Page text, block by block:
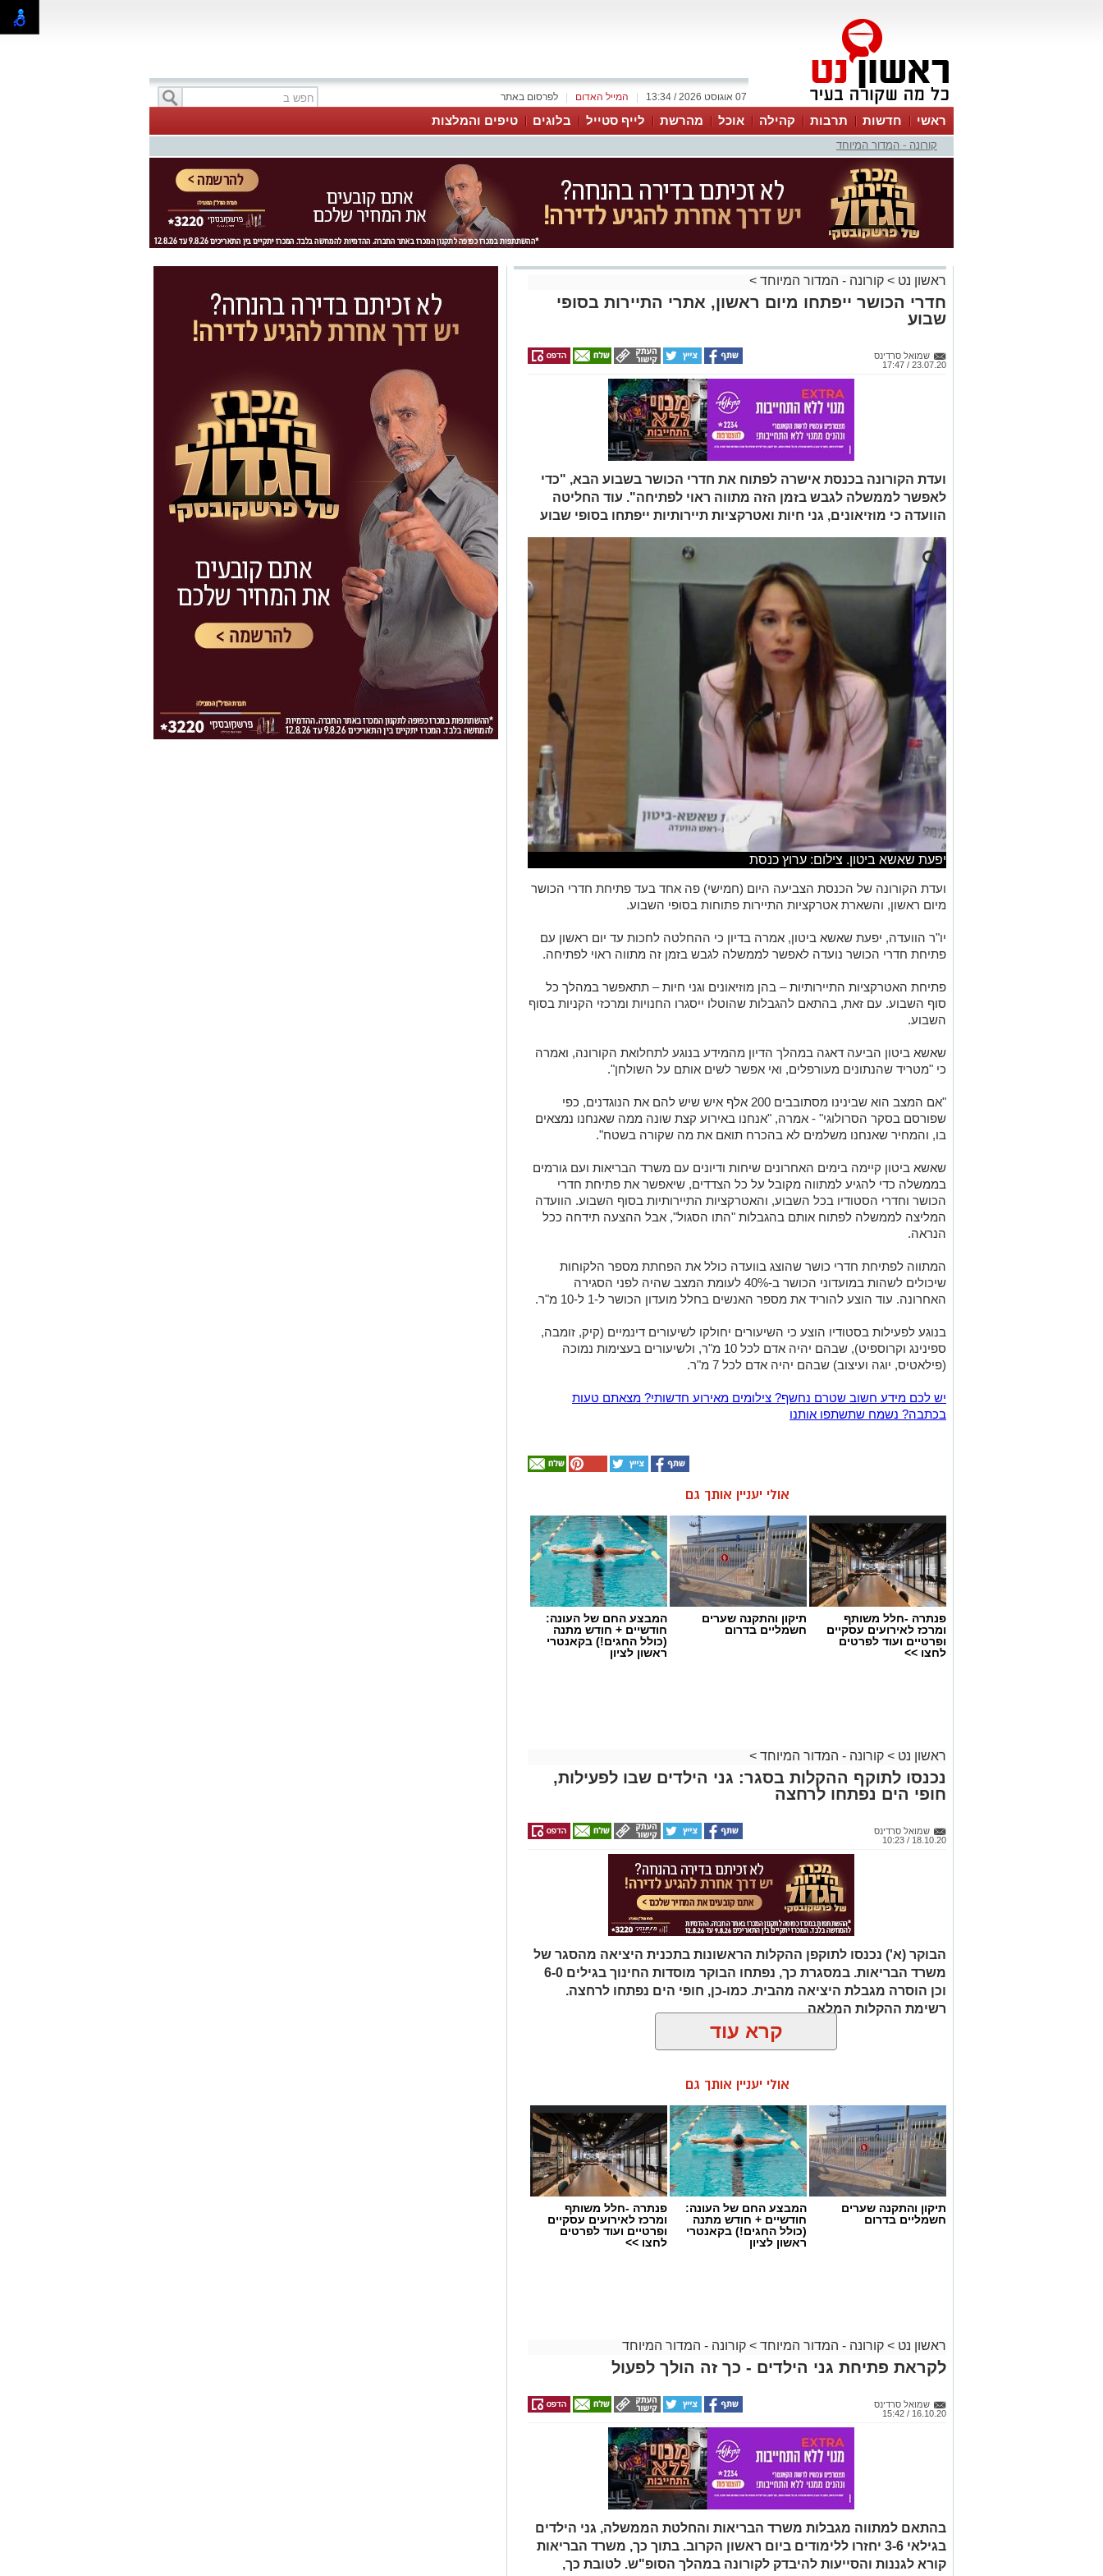
לפרסום באתר המייל האדום 07 אוגוסט 2026 / 13:34
ראשי חדשות תרבות קהילה אוכל מהרשת לייף סטייל בלוגים טיפים והמלצות
קורונה - המדור המיוחד
ראשון נט > קורונה - המדור המיוחד >
חדרי הכושר ייפתחו מיום ראשון, אתרי התיירות בסופי
שבוע
שמואל סרדינס
23.07.20 / 17:47
ועדת הקורונה בכנסת אישרה לפתוח את חדרי הכושר בשבוע הבא, "כדי
לאפשר לממשלה לגבש בזמן הזה מתווה ראוי לפתיחה". עוד החליטה
הוועדה כי מוזיאונים, גני חיות ואטרקציות תיירותיות ייפתחו בסופי שבוע
יפעת שאשא ביטון. צילום: ערוץ כנסת
ועדת הקורונה של הכנסת הצביעה היום (חמישי) פה אחד בעד פתיחת חדרי הכושר
מיום ראשון, והשארת אטרקציות התיירות פתוחות בסופי השבוע.
יו"ר הוועדה, יפעת שאשא ביטון, אמרה בדיון כי ההחלטה לחכות עד יום ראשון עם
פתיחת חדרי הכושר נועדה לאפשר לממשלה לגבש בזמן זה מתווה ראוי לפתיחה.
פתיחת האטרקציות התיירותיות – בהן מוזיאונים וגני חיות – תתאפשר במהלך כל
סוף השבוע. עם זאת, בהתאם להגבלות שהוטלו ייסגרו החנויות ומרכזי הקניות בסוף
השבוע.
שאשא ביטון הביעה דאגה במהלך הדיון מהמידע בנוגע לתחלואת הקורונה, ואמרה
כי "מטריד שהנתונים מעורפלים, ואי אפשר לשים אותם על השולחן".
"אם המצב הוא שבינינו מסתובבים 200 אלף איש שיש להם את הנוגדנים, כפי
שפורסם בסקר הסרולוגי" - אמרה, "אנחנו באירוע קצת שונה ממה שאנחנו נמצאים
בו, והמחיר שאנחנו משלמים לא בהכרח תואם את מה שקורה בשטח".
שאשא ביטון קיימה בימים האחרונים שיחות ודיונים עם משרד הבריאות ועם גורמים
בממשלה כדי להגיע למתווה מקובל על כל הצדדים, שיאפשר את פתיחת חדרי
הכושר וחדרי הסטודיו בכל השבוע, והאטרקציות התיירותיות בסוף השבוע. הוועדה
המליצה לממשלה לפתוח אותם בהגבלות "התו הסגול", אבל ההצעה תידחה ככל
הנראה.
המתווה לפתיחת חדרי כושר שהוצג בוועדה כולל את הפחתת מספר הלקוחות
שיכולים לשהות במועדוני הכושר ב-40% לעומת המצב שהיה לפני הסגירה
האחרונה. עוד הוצע להוריד את מספר האנשים בחלל מועדון הכושר ל-1 ל-10 מ"ר.
בנוגע לפעילות בסטודיו הוצע כי השיעורים יחולקו לשיעורים דינמיים (קיק, זומבה,
ספינינג וקרוספיט), שבהם יהיה אדם לכל 10 מ"ר, ולשיעורים בעצימות נמוכה
(פילאטיס, יוגה ועיצוב) שבהם יהיה אדם לכל 7 מ"ר.
יש לכם מידע חשוב שטרם נחשף? צילומים מאירוע חדשותי? מצאתם טעות
בכתבה? נשמח שתשתפו אותנו
אולי יעניין אותך גם
פנתרה -חלל משותף
ומרכז לאירועים עסקיים
ופרטיים ועוד לפרטים
לחצו >>
תיקון והתקנה שערים
חשמליים בדרום
המבצע החם של העונה:
חודשיים + חודש מתנה
(כולל החגים!) בקאנטרי
ראשון לציון
ראשון נט > קורונה - המדור המיוחד >
נכנסו לתוקף ההקלות בסגר: גני הילדים שבו לפעילות,
חופי הים נפתחו לרחצה
שמואל סרדינס
18.10.20 / 10:23
הבוקר (א') נכנסו לתוקפן ההקלות הראשונות בתכנית היציאה מהסגר של
משרד הבריאות. במסגרת כך, נפתחו הבוקר מוסדות החינוך בגילים 6-0
וכן הוסרה מגבלת היציאה מהבית. כמו-כן, חופי הים נפתחו לרחצה.
רשימת ההקלות המלאה
ברקע המשך הירידה בתחלואה בקורונה ברחבי הארץ, הבוקר (א') נכנס לתוקפו
תכנית היציאה מהסגרשל משרד הבריאות והממשלה. במסגרת כך,
נפתחו הבוקר מוסדות החינוך בגילים 0-6, ואיתם גם הגנים הלאומיים וחופי הים.
על פי הודעת ראש העיר בשבוע שעבר, גני הילדים העירוניים, מעונות החברה
העירונית לתרבות והמשפחתונים העירוניים יפעלו בכל חלקי העיר. מתוך זהירות
ורצון לפתוח בהדרגה את המערכת, לא יופעלו בשלב זה הצהרונים.
עוד על פי הקלות הממשלה שנכסנו לתוקפן הבוקר, הותרה פתיחתם של עסקים
ללא קבלת קהל ואיסוף עצמי ממסעדות.בנוסף, בוטלה מגבלת היציאה למרחק של
קרא עוד
אולי יעניין אותך גם
תיקון והתקנה שערים
חשמליים בדרום
המבצע החם של העונה:
חודשיים + חודש מתנה
(כולל החגים!) בקאנטרי
ראשון לציון
פנתרה -חלל משותף
ומרכז לאירועים עסקיים
ופרטיים ועוד לפרטים
לחצו >>
ראשון נט > קורונה - המדור המיוחד > קורונה - המדור המיוחד
לקראת פתיחת גני הילדים - כך זה הולך לפעול
שמואל סרדינס
16.10.20 / 15:42
בהתאם למתווה מגבלות משרד הבריאות והחלטת הממשלה, גני הילדים
בגילאי 3-6 יחזרו ללימודים ביום ראשון הקרוב. בתוך כך, משרד הבריאות
קורא לגננות והסייעות להיבדק לקורונה במהלך הסופ"ש. לטובת כך,